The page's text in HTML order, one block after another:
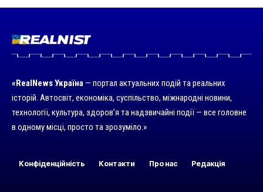
«RealNews Україна — портал актуальних подій та реальних
історій. Автосвіт, економіка, суспільство, міжнародні новини,
технології, культура, здоров’я та надзвичайні події — все головне
в одному місці, просто та зрозуміло.»
Конфіденційність Контакти Про нас Редакція